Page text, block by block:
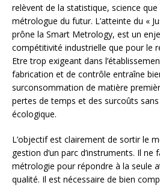
relèvent de la statistique, science que
métrologue du futur. L’atteinte du «
prône la Smart Metrology, est un
compétitivité industrielle que pour le
Etre trop exigeant dans
fabrication et de contrôle entraîne
surconsommation de matière
pertes de temps et des surcoûts sans
écologique.
L’objectif est clairement de sortir le
gestion d’un parc d’instruments. Il ne
métrologie pour répondre à la seule
qualité. Il est nécessaire de bien